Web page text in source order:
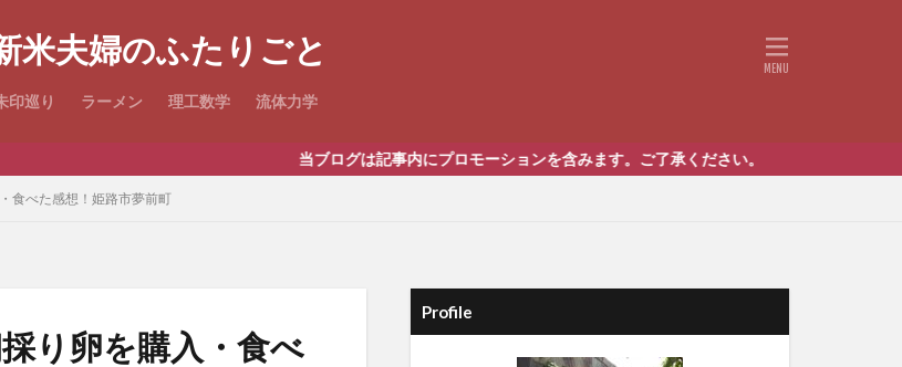
米夫婦のふたりごと
印巡り ラーメン 理工数学 流体力学
当ブログは記事内にプロモーションを含みます。ご了承ください。
食べた感想！姫路市夢前町
り卵を購入・食べ
Profile